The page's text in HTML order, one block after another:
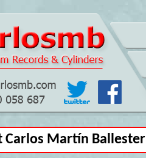
Carlos Martín Ballester